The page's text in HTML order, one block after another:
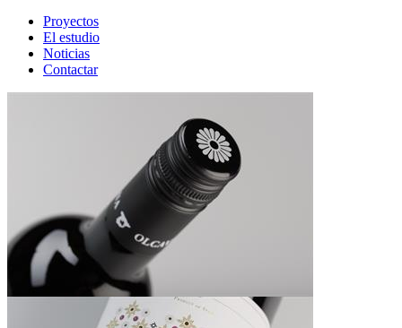
Proyectos
El estudio
Noticias
Contactar